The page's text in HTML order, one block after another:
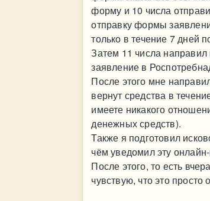
форму и 10 числа
отправку формы
только в течение 7 дней
Затем 11 числа
заявление в
После этого мне
вернут средства в
имеете никакого
денежных средств).
Также я подготовил
чём уведомил эту
После этого, то есть
чувствую, что это просто